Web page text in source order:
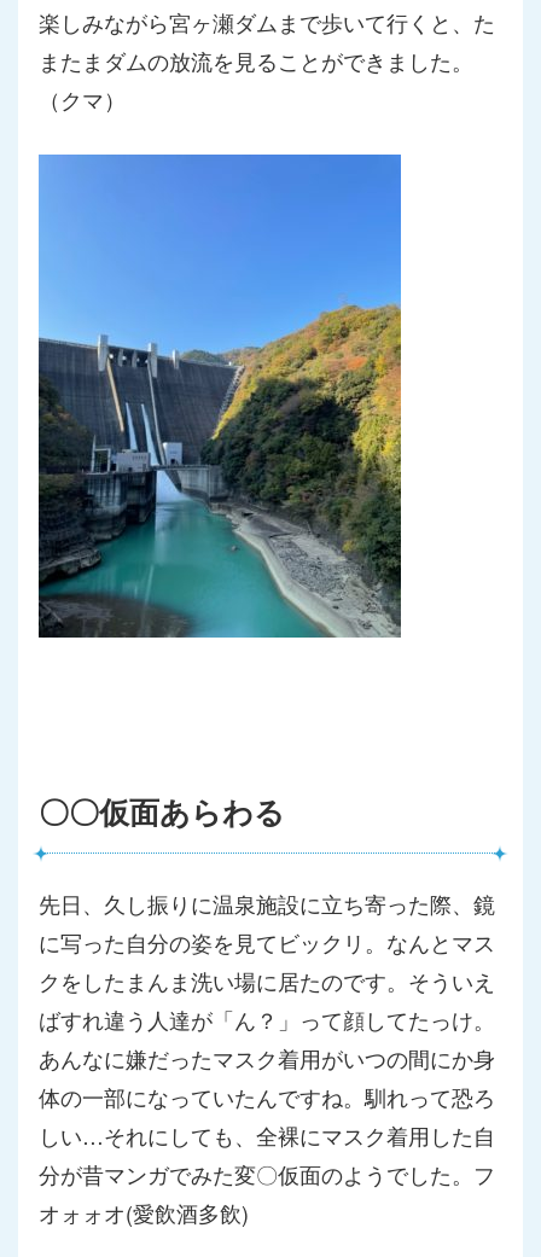
楽しみながら宮ヶ瀬ダムまで歩いて行くと、た
またまダムの放流を見ることができました。
（クマ）
〇〇仮面あらわる
先日、久し振りに温泉施設に立ち寄った際、鏡
に写った自分の姿を見てビックリ。なんとマス
クをしたまんま洗い場に居たのです。そういえ
ばすれ違う人達が「ん？」って顔してたっけ。
あんなに嫌だったマスク着用がいつの間にか身
体の一部になっていたんですね。 馴れって恐ろ
しい…それにしても、全裸にマスク着用した自
分が昔マンガでみた変〇仮面のようでした。フ
オォォオ(愛飲酒多飲)